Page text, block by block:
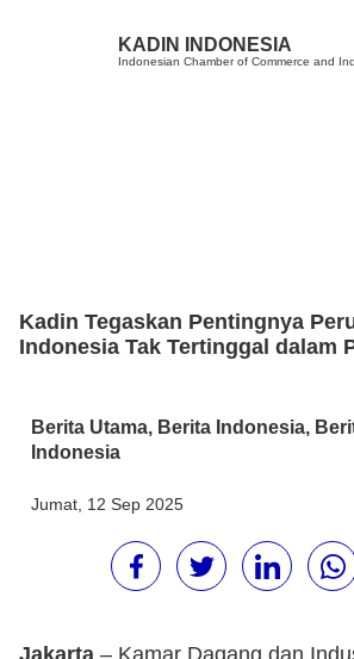
KADIN INDONESIA
Indonesian Chamber of Commerce and
Kadin Tegaskan Pentingnya
Indonesia Tak Tertinggal dalam
Berita Utama, Berita Indonesia,
Indonesia
Jumat, 12 Sep 2025
Jakarta – Kamar Dagang dan